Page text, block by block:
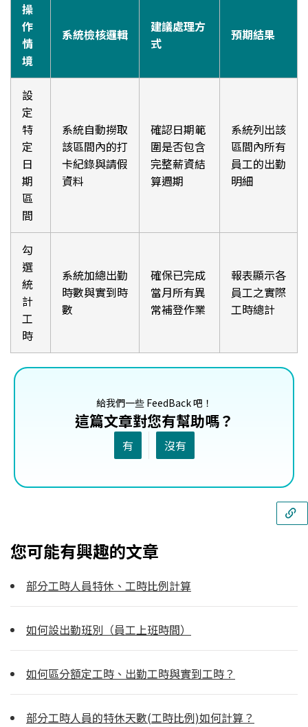
操
作
情
境
系統檢核邏輯
建議處理方
式
預期結果
設
定
特
定
日
期
區
間
系統自動撈取
該區間內的打
卡紀錄與請假
資料
確認日期範
圍是否包含
完整薪資結
算週期
系統列出該
區間內所有
員工的出勤
明細
勾
選
統
計
工
時
系統加總出勤
時數與實到時
數
確保已完成
當月所有異
常補登作業
報表顯示各
員工之實際
工時總計
給我們一些 FeedBack 吧！
這篇文章對您有幫助嗎？
有 沒有
您可能有興趣的文章
部分工時人員特休、工時比例計算
如何設出勤班別（員工上班時間）
如何區分額定工時、出勤工時與實到工時？
部分工時人員的特休天數(工時比例)如何計算？